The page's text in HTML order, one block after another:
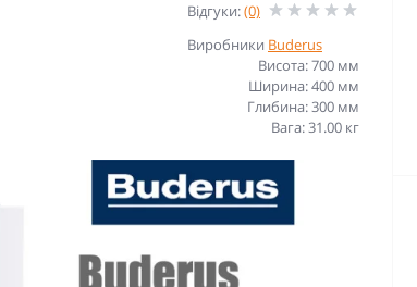
Відгуки:(0)
Виробники Buderus
Висота: 700 мм
Ширина: 400 мм
Глибина: 300 мм
Вага: 31.00 кг